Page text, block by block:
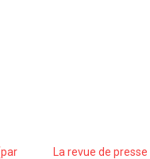
La revue de